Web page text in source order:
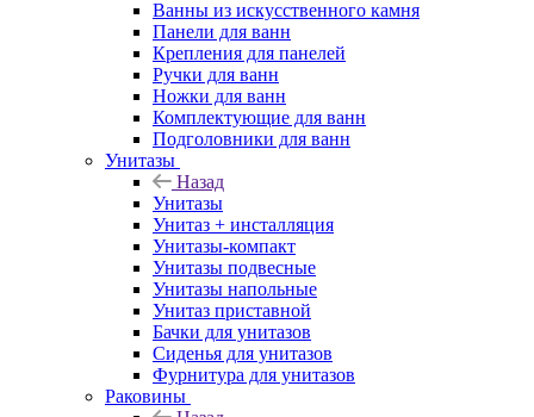
Ванны из искусственного камня
Панели для ванн
Крепления для панелей
Ручки для ванн
Ножки для ванн
Комплектующие для ванн
Подголовники для ванн
Унитазы
Назад
Унитазы
Унитаз + инсталляция
Унитазы-компакт
Унитазы подвесные
Унитазы напольные
Унитаз приставной
Бачки для унитазов
Сиденья для унитазов
Фурнитура для унитазов
Раковины